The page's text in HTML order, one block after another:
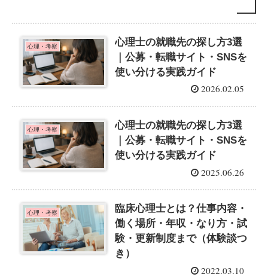
心理・考察
心理士の就職先の探し方3選
｜公募・転職サイト・SNSを
使い分ける実践ガイド
2026.02.05
心理・考察
心理士の就職先の探し方3選
｜公募・転職サイト・SNSを
使い分ける実践ガイド
2025.06.26
心理・考察
臨床心理士とは？仕事内容・
働く場所・年収・なり方・試
験・更新制度まで（体験談つ
き）
2022.03.10